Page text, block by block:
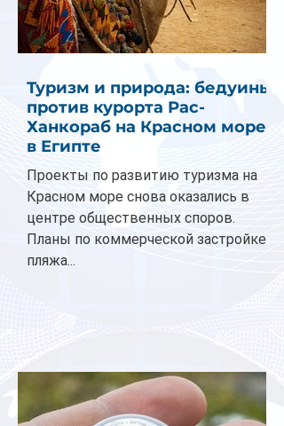
Туризм и природа: бедуины
против курорта Рас-
Ханкораб на Красном море
в Египте
Проекты по развитию туризма на
Красном море снова оказались в
центре общественных споров.
Планы по коммерческой застройке
пляжа...